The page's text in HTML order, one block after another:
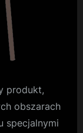
produkt,
obszarach
specjalnymi